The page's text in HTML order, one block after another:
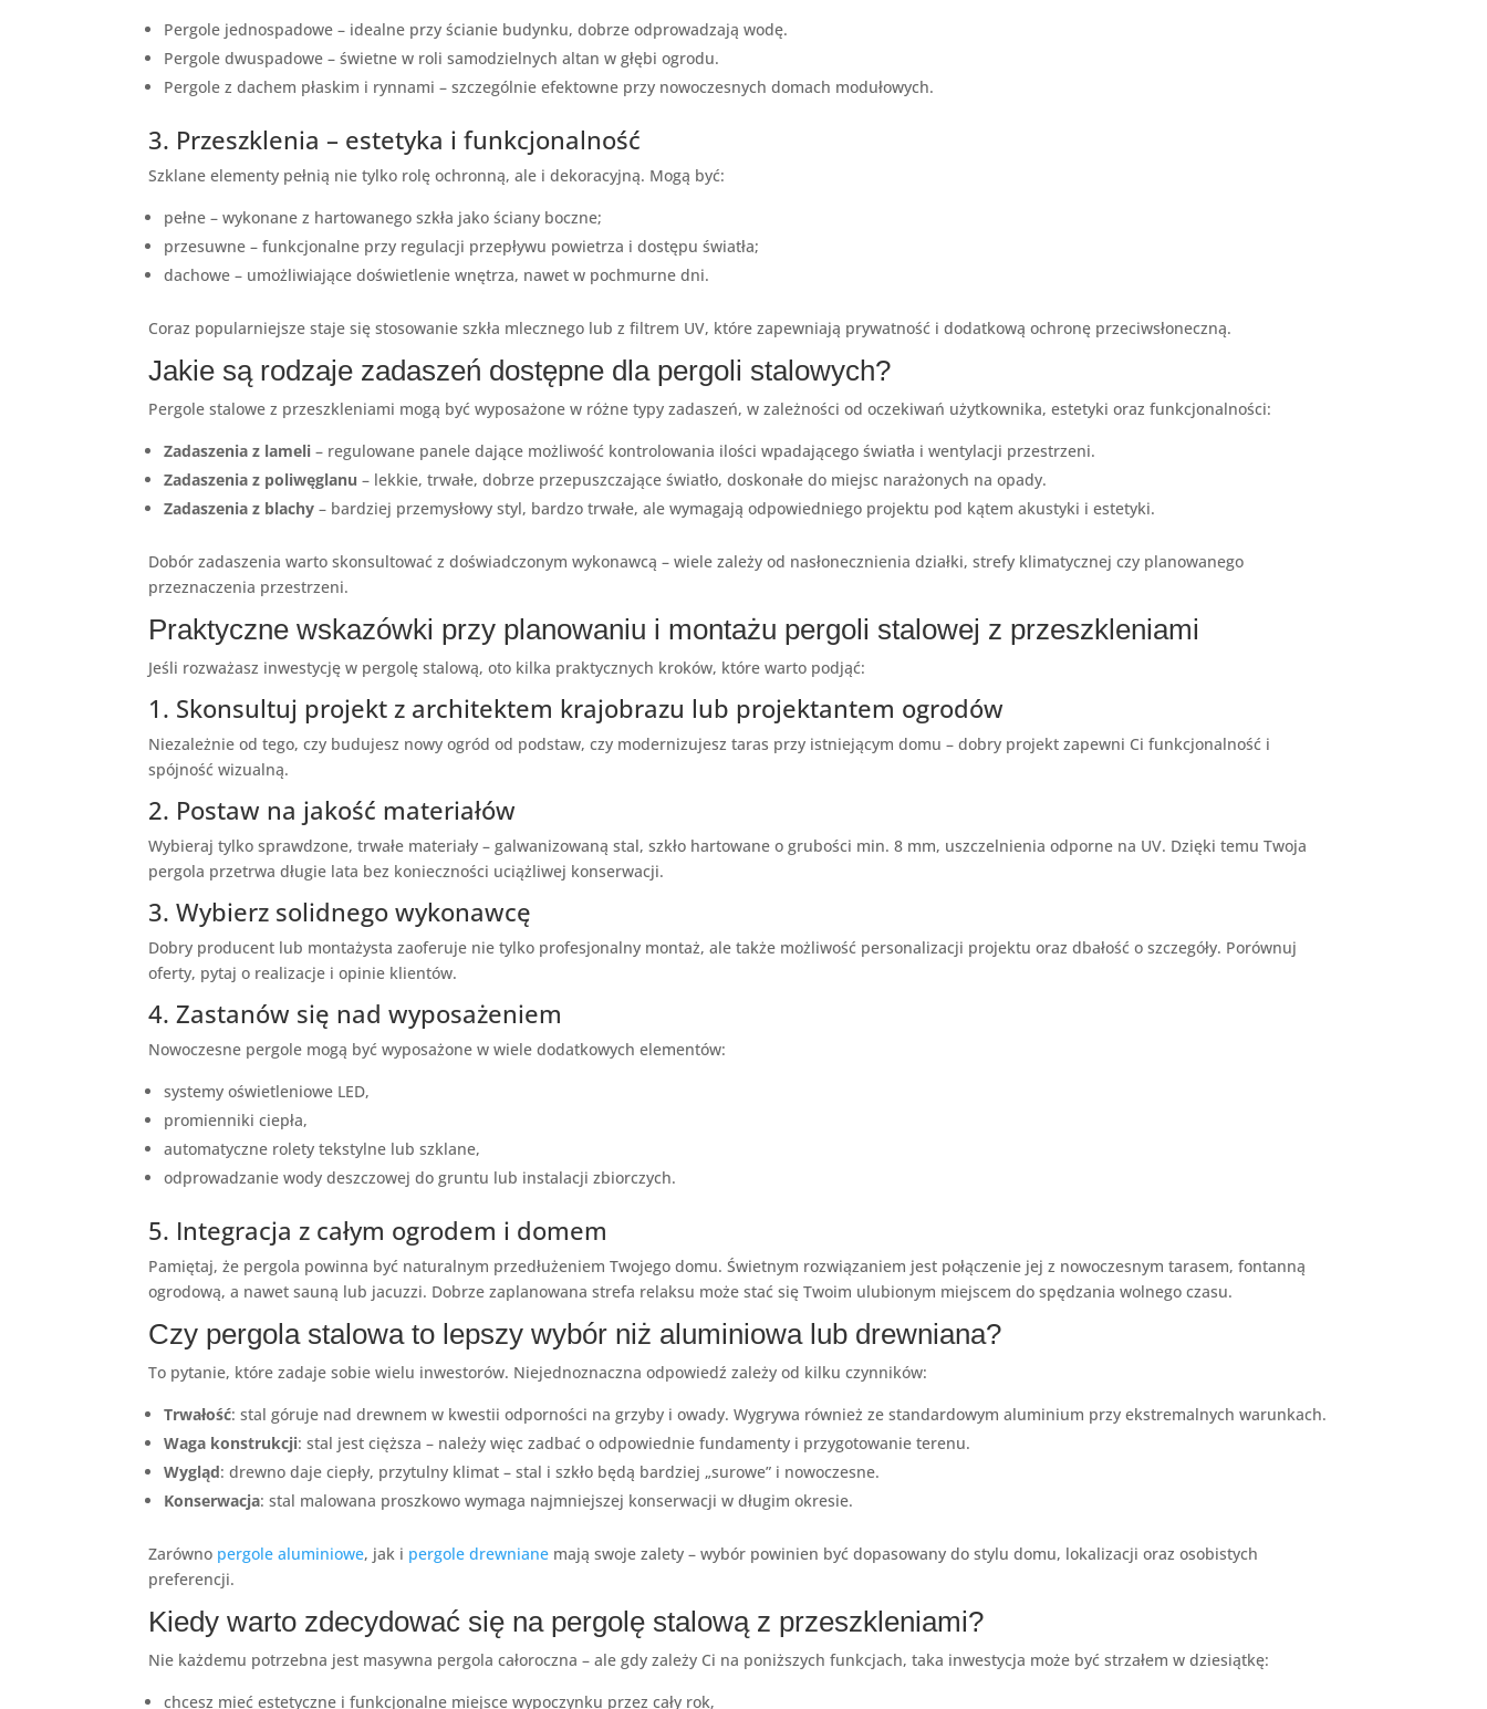
Pergole jednospadowe – idealne przy ścianie budynku, dobrze odprowadzają wodę.
Pergole dwuspadowe – świetne w roli samodzielnych altan w głębi ogrodu.
Pergole z dachem płaskim i rynnami – szczególnie efektowne przy nowoczesnych domach modułowych.
3. Przeszklenia – estetyka i funkcjonalność
Szklane elementy pełnią nie tylko rolę ochronną, ale i dekoracyjną. Mogą być:
pełne – wykonane z hartowanego szkła jako ściany boczne;
przesuwne – funkcjonalne przy regulacji przepływu powietrza i dostępu światła;
dachowe – umożliwiające doświetlenie wnętrza, nawet w pochmurne dni.
Coraz popularniejsze staje się stosowanie szkła mlecznego lub z filtrem UV, które zapewniają prywatność i dodatkową ochronę przeciwsłoneczną.
Jakie są rodzaje zadaszeń dostępne dla pergoli stalowych?
Pergole stalowe z przeszkleniami mogą być wyposażone w różne typy zadaszeń, w zależności od oczekiwań użytkownika, estetyki oraz funkcjonalności:
Zadaszenia z lameli – regulowane panele dające możliwość kontrolowania ilości wpadającego światła i wentylacji przestrzeni.
Zadaszenia z poliwęglanu – lekkie, trwałe, dobrze przepuszczające światło, doskonałe do miejsc narażonych na opady.
Zadaszenia z blachy – bardziej przemysłowy styl, bardzo trwałe, ale wymagają odpowiedniego projektu pod kątem akustyki i estetyki.
Dobór zadaszenia warto skonsultować z doświadczonym wykonawcą – wiele zależy od nasłonecznienia działki, strefy klimatycznej czy planowanego
przeznaczenia przestrzeni.
Praktyczne wskazówki przy planowaniu i montażu pergoli stalowej z przeszkleniami
Jeśli rozważasz inwestycję w pergolę stalową, oto kilka praktycznych kroków, które warto podjąć:
1. Skonsultuj projekt z architektem krajobrazu lub projektantem ogrodów
Niezależnie od tego, czy budujesz nowy ogród od podstaw, czy modernizujesz taras przy istniejącym domu – dobry projekt zapewni Ci funkcjonalność i
spójność wizualną.
2. Postaw na jakość materiałów
Wybieraj tylko sprawdzone, trwałe materiały – galwanizowaną stal, szkło hartowane o grubości min. 8 mm, uszczelnienia odporne na UV. Dzięki temu Twoja
pergola przetrwa długie lata bez konieczności uciążliwej konserwacji.
3. Wybierz solidnego wykonawcę
Dobry producent lub montażysta zaoferuje nie tylko profesjonalny montaż, ale także możliwość personalizacji projektu oraz dbałość o szczegóły. Porównuj
oferty, pytaj o realizacje i opinie klientów.
4. Zastanów się nad wyposażeniem
Nowoczesne pergole mogą być wyposażone w wiele dodatkowych elementów:
systemy oświetleniowe LED,
promienniki ciepła,
automatyczne rolety tekstylne lub szklane,
odprowadzanie wody deszczowej do gruntu lub instalacji zbiorczych.
5. Integracja z całym ogrodem i domem
Pamiętaj, że pergola powinna być naturalnym przedłużeniem Twojego domu. Świetnym rozwiązaniem jest połączenie jej z nowoczesnym tarasem, fontanną
ogrodową, a nawet sauną lub jacuzzi. Dobrze zaplanowana strefa relaksu może stać się Twoim ulubionym miejscem do spędzania wolnego czasu.
Czy pergola stalowa to lepszy wybór niż aluminiowa lub drewniana?
To pytanie, które zadaje sobie wielu inwestorów. Niejednoznaczna odpowiedź zależy od kilku czynników:
Trwałość: stal góruje nad drewnem w kwestii odporności na grzyby i owady. Wygrywa również ze standardowym aluminium przy ekstremalnych warunkach.
Waga konstrukcji: stal jest cięższa – należy więc zadbać o odpowiednie fundamenty i przygotowanie terenu.
Wygląd: drewno daje ciepły, przytulny klimat – stal i szkło będą bardziej „surowe” i nowoczesne.
Konserwacja: stal malowana proszkowo wymaga najmniejszej konserwacji w długim okresie.
Zarówno pergole aluminiowe, jak i pergole drewniane mają swoje zalety – wybór powinien być dopasowany do stylu domu, lokalizacji oraz osobistych
preferencji.
Kiedy warto zdecydować się na pergolę stalową z przeszkleniami?
Nie każdemu potrzebna jest masywna pergola całoroczna – ale gdy zależy Ci na poniższych funkcjach, taka inwestycja może być strzałem w dziesiątkę:
chcesz mieć estetyczne i funkcjonalne miejsce wypoczynku przez cały rok,